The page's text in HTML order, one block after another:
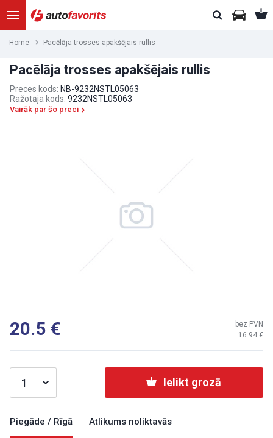
Home Pacēlāja trosses apakšējais rullis
Pacēlāja trosses apakšējais rullis
Preces kods: NB-9232NSTL05063
Ražotāja kods: 9232NSTL05063
Vairāk par šo preci
20.5 16.94
bez PVN
Ielikt grozā
Piegāde / Rīgā Atlikums noliktavās